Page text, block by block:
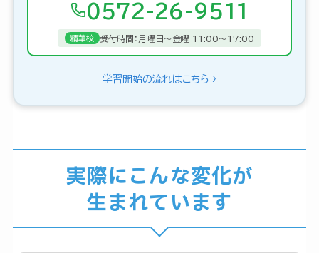
0572-26-9511
精華校 受付時間：月曜日〜金曜 11:00〜17:00
学習開始の流れはこちら
実際にこんな変化が
生まれています